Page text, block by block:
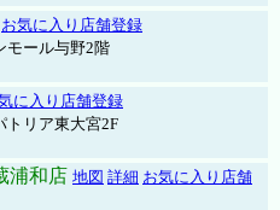
お気に入り店舗登録
モール与野2階
に入り店舗登録
トリア東大宮2F
浦和店 地図 詳細 お気に入り店舗